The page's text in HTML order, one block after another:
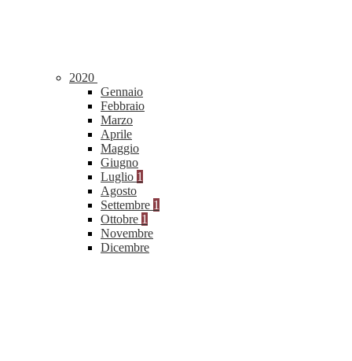
2020
Gennaio
Febbraio
Marzo
Aprile
Maggio
Giugno
Luglio 1
Agosto
Settembre 1
Ottobre 1
Novembre
Dicembre